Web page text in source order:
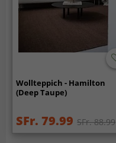
Wollteppich - Hamilton
(Deep Taupe)
SFr. 79.99 SFr. 88.99